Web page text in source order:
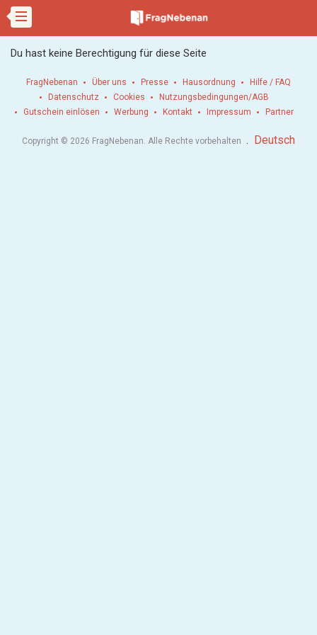
Du hast keine Berechtigung für diese Seite
FragNebenan Über uns Presse Hausordnung
Hilfe / FAQ
Datenschutz
Cookies
Nutzungsbedingungen/AGB
Gutschein einlösen
Werbung Kontakt Impressum Partner
Copyright © 2026 FragNebenan. Alle Rechte vorbehalten . Deutsch